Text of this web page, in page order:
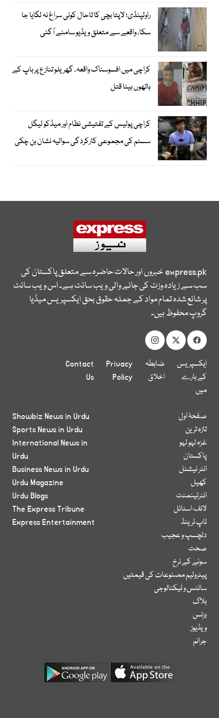
راولپنڈی؛ لاپتا بچی کا تاحال کوئی سراغ نہ لگایا جا
سکا، واقعے سے متعلق ویڈیو سامنے آگئی
کراچی میں افسوسناک واقعہ، گھریلو تنازع پر باپ کے
ہاتھوں بیٹا قتل
کراچی پولیس کے تفتیشی نظام اور میڈکو لیگل
سسٹم کی مجموعی کارکردگی سوالیہ نشان بن چکی
express.pkخبروں اور حالات حاضرہ سے متعلق پاکستان کی
سب سے زیادہ وزٹ کی جانے والی ویب سائٹ ہے۔ اس ویب سائٹ
پر شائع شدہ تمام مواد کے جملہ حقوق بحق ایکسپریس میڈیا
گروپ محفوظ ہیں۔
ایکسپریس
کے بارے
میں
ضابطہ
اخلاق
Privacy
Policy
Contact
Us
صفحۂ اول
تازہ ترین
غزہ لہو لہو
پاکستان
انٹر نیشنل
کھیل
انٹرٹینمنٹ
لائف اسٹائل
ٹاپ ٹرینڈ
دلچسپ و عجیب
صحت
سونے کے نرخ
پیٹرولیم مصنوعات کی قیمتیں
سائنس و ٹیکنالوجی
بلاگ
بزنس
ویڈیوز
جرائم
Showbiz News in Urdu
Sports News in Urdu
International News in
Urdu
Business News in Urdu
Urdu Magazine
Urdu Blogs
The Express Tribune
Express Entertainment